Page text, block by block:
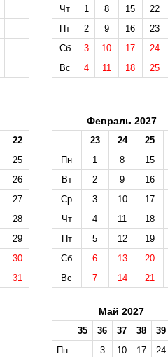
Чт
1 8 15
22
Пт
2 9 16
23
Сб
3 10 17
24
Вс
4 11 18 25
22
25
26
27
28
29
30
31
Февраль 2027
23 24
25
Пн
1 8
15
Вт
2 9
16
Ср
3 10
17
Чт
4 11
18
Пт
5 12
19
Сб
6 13
20
Вс
7 14 21
Май 2027
35 36 37 38
39
Пн
3 10 17
24